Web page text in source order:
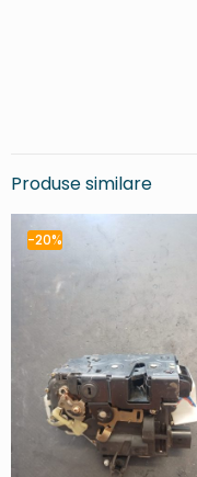
Produse similare
-20%